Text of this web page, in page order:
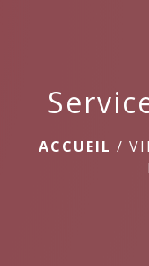
ACCUEIL /